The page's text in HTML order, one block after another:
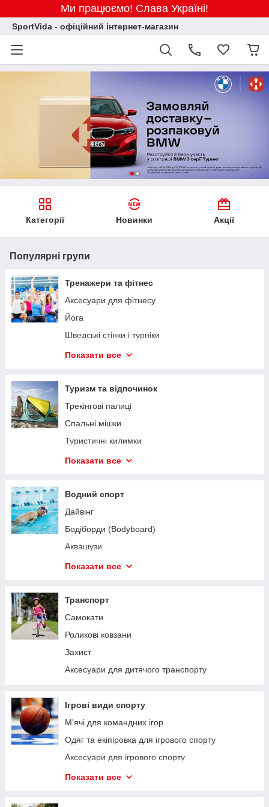
Ми працюємо! Слава Україні!
SportVida - офіційний інтернет-магазин
Категорії Новинки Акції
Популярні групи
Тренажери та фітнес
Аксесуари для фітнесу
Йога
Шведські стінки і турніки
Гантелі, диски, грифи, замки
Кардіотренажери
Запчастини для тренажерів
Аксесуари для боксу та єдиноборств
Гімнастичні снаряди
Показати все
Туризм та відпочинок
Трекінгові палиці
Спальні мішки
Туристичні килимки
Складні меблі
Льодоходи
Аксесуари для мангалів, барбекю, грилів
Гермомешки
Тактичні рюкзаки
Посуд для відпочинку та туризму
Автохолодильники
Термоси
Ліхтарі та аксесуари
Термочашки
Показати все
Водний спорт
Дайвінг
Бодіборди (Bodyboard)
Аквашузи
Басейн і аквафітнес
Показати все
Транспорт
Самокати
Роликові ковзани
Захист
Аксесуари для дитячого транспорту
Ігрові види спорту
М'ячі для командних ігор
Одяг та екіпіровка для ігрового спорту
Аксесуари для ігрового спорту
Настільні спортивні ігри
Показати все